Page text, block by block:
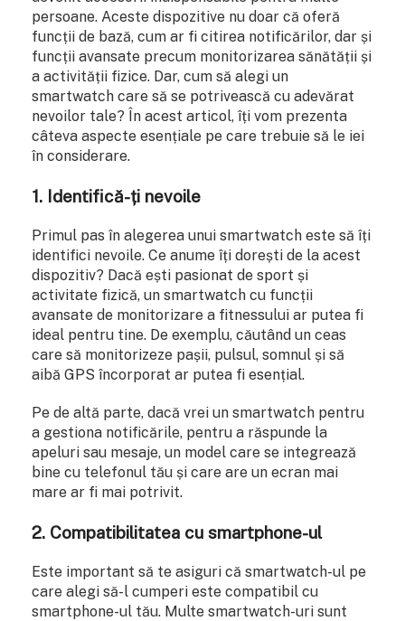
persoane. Aceste dispozitive nu doar că oferă
funcții de bază, cum ar fi citirea notificărilor, dar și
funcții avansate precum monitorizarea sănătății și
a activității fizice. Dar, cum să alegi un
smartwatch care să se potrivească cu adevărat
nevoilor tale? În acest articol, îți vom prezenta
câteva aspecte esențiale pe care trebuie să le iei
în considerare.
1. Identifică-ți nevoile
Primul pas în alegerea unui smartwatch este să îți
identifici nevoile. Ce anume îți dorești de la acest
dispozitiv? Dacă ești pasionat de sport și
activitate fizică, un smartwatch cu funcții
avansate de monitorizare a fitnessului ar putea fi
ideal pentru tine. De exemplu, căutând un ceas
care să monitorizeze pașii, pulsul, somnul și să
aibă GPS încorporat ar putea fi esențial.
Pe de altă parte, dacă vrei un smartwatch pentru
a gestiona notificările, pentru a răspunde la
apeluri sau mesaje, un model care se integrează
bine cu telefonul tău și care are un ecran mai
mare ar fi mai potrivit.
2. Compatibilitatea cu smartphone-ul
Este important să te asiguri că smartwatch-ul pe
care alegi să-l cumperi este compatibil cu
smartphone-ul tău. Multe smartwatch-uri sunt